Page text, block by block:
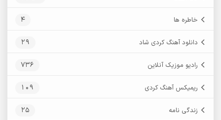
خاطره ها 4
دانلود آهنگ کردی شاد 29
رادیو موزیک آنلاین 736
ریمیکس آهنگ کردی 109
زندگی نامه 25